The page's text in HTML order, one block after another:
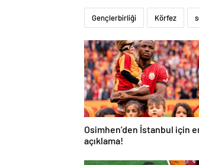
Gençlerbirliği Körfez
Osimhen’den İstanbul için
açıklama!